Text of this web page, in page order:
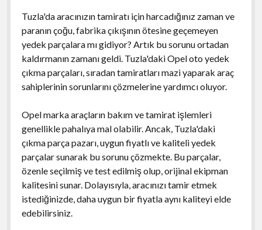
Tuzla'da aracınızın tamiratı için harcadığınız zaman ve
paranın çoğu, fabrika çıkışının ötesine geçemeyen
yedek parçalara mı gidiyor? Artık bu sorunu ortadan
kaldırmanın zamanı geldi. Tuzla'daki Opel oto yedek
çıkma parçaları, sıradan tamiratları mazi yaparak araç
sahiplerinin sorunlarını çözmelerine yardımcı oluyor.
Opel marka araçların bakım ve tamirat işlemleri
genellikle pahalıya mal olabilir. Ancak, Tuzla'daki
çıkma parça pazarı, uygun fiyatlı ve kaliteli yedek
parçalar sunarak bu sorunu çözmekte. Bu parçalar,
özenle seçilmiş ve test edilmiş olup, orijinal ekipman
kalitesini sunar. Dolayısıyla, aracınızı tamir etmek
istediğinizde, daha uygun bir fiyatla aynı kaliteyi elde
edebilirsiniz.